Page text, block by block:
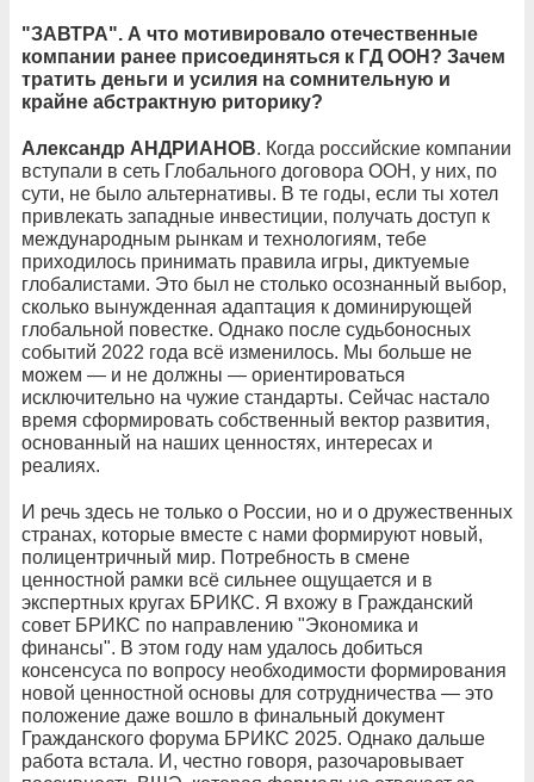
"ЗАВТРА". А что мотивировало отечественные
компании ранее присоединяться к ГД ООН? Зачем
тратить деньги и усилия на сомнительную и
крайне абстрактную риторику?
Александр АНДРИАНОВ. Когда российские компании
вступали в сеть Глобального договора ООН, у них, по
сути, не было альтернативы. В те годы, если ты хотел
привлекать западные инвестиции, получать доступ к
международным рынкам и технологиям, тебе
приходилось принимать правила игры, диктуемые
глобалистами. Это был не столько осознанный выбор,
сколько вынужденная адаптация к доминирующей
глобальной повестке. Однако после судьбоносных
событий 2022 года всё изменилось. Мы больше не
можем — и не должны — ориентироваться
исключительно на чужие стандарты. Сейчас настало
время сформировать собственный вектор развития,
основанный на наших ценностях, интересах и
реалиях.
И речь здесь не только о России, но и о дружественных
странах, которые вместе с нами формируют новый,
полицентричный мир. Потребность в смене
ценностной рамки всё сильнее ощущается и в
экспертных кругах БРИКС. Я вхожу в Гражданский
совет БРИКС по направлению "Экономика и
финансы". В этом году нам удалось добиться
консенсуса по вопросу необходимости формирования
новой ценностной основы для сотрудничества — это
положение даже вошло в финальный документ
Гражданского форума БРИКС 2025. Однако дальше
работа встала. И, честно говоря, разочаровывает